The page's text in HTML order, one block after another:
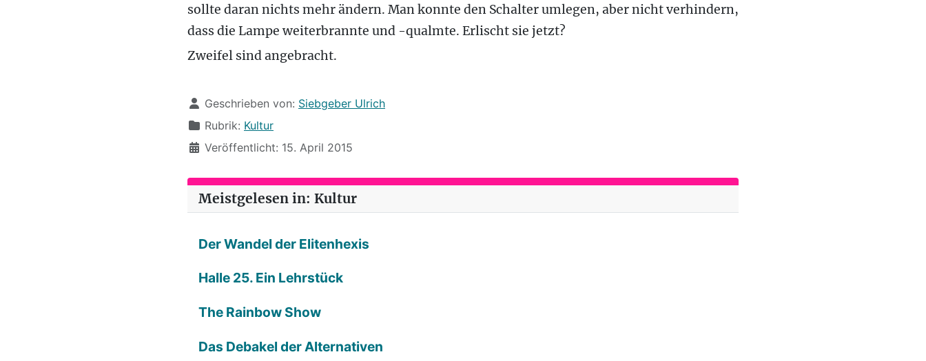
sollte daran nichts mehr ändern. Man konnte den Schalter umlegen, aber nicht verhindern,
dass die Lampe weiterbrannte und -qualmte. Erlischt sie jetzt?
Zweifel sind angebracht.
DetailsGeschrieben von: Siebgeber Ulrich
Rubrik: Kultur
Veröffentlicht: 15. April 2015
Meistgelesen in: Kultur
Der Wandel der Elitenhexis
Halle 25. Ein Lehrstück
The Rainbow Show
Das Debakel der Alternativen